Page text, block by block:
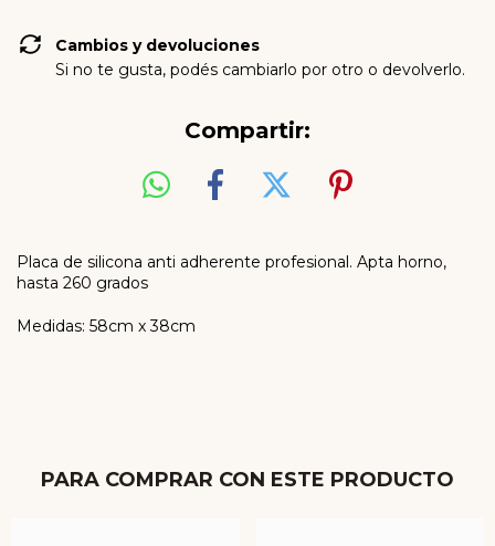
Cambios y devoluciones
Si no te gusta, podés cambiarlo por otro o devolverlo.
Compartir:
Placa de silicona anti adherente profesional. Apta horno,
hasta 260 grados
Medidas: 58cm x 38cm
PARA COMPRAR CON ESTE PRODUCTO